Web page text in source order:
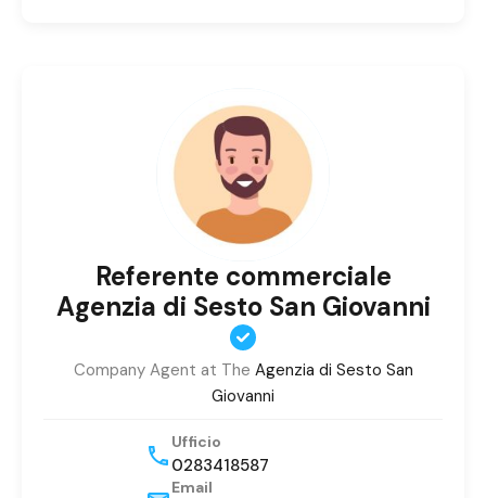
Referente commerciale
Agenzia di Sesto San Giovanni
Company Agent at The Agenzia di Sesto San
Giovanni
Ufficio
0283418587
Email